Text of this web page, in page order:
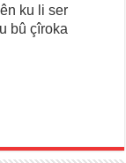
ku li ser
bû çîroka